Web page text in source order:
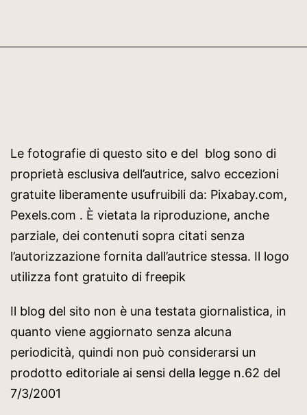
Le fotografie di questo sito e del blog sono di
proprietà esclusiva dell’autrice, salvo eccezioni
gratuite liberamente usufruibili da: Pixabay.com,
Pexels.com . È vietata la riproduzione, anche
parziale, dei contenuti sopra citati senza
l’autorizzazione fornita dall’autrice stessa. Il logo
utilizza font gratuito di freepik
Il blog del sito non è una testata giornalistica, in
quanto viene aggiornato senza alcuna
periodicità, quindi non può considerarsi un
prodotto editoriale ai sensi della legge n.62 del
7/3/2001